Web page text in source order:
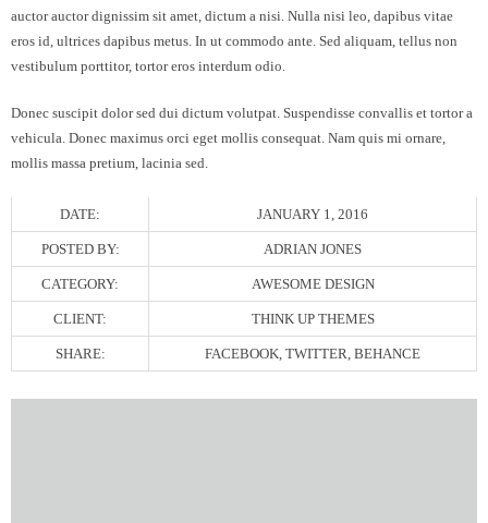
auctor auctor dignissim sit amet, dictum a nisi. Nulla nisi leo, dapibus vitae
eros id, ultrices dapibus metus. In ut commodo ante. Sed aliquam, tellus non
vestibulum porttitor, tortor eros interdum odio.
Donec suscipit dolor sed dui dictum volutpat. Suspendisse convallis et tortor a
vehicula. Donec maximus orci eget mollis consequat. Nam quis mi ornare,
mollis massa pretium, lacinia sed.
DATE: JANUARY 1, 2016
POSTED BY: ADRIAN JONES
CATEGORY: AWESOME DESIGN
CLIENT: THINK UP THEMES
SHARE: FACEBOOK, TWITTER, BEHANCE